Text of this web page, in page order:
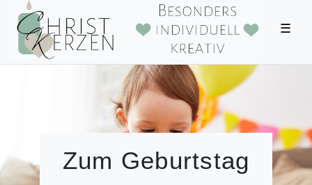
☰
Zum Geburtstag